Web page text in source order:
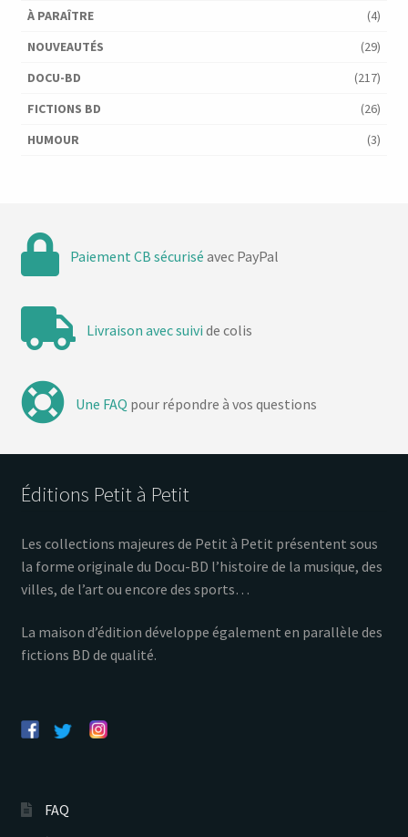
À PARAÎTRE
(4)
NOUVEAUTÉS
(29)
DOCU-BD
(217)
FICTIONS BD
(26)
HUMOUR
(3)
Paiement CB sécurisé avec PayPal
Livraison avec suivi de colis
Une FAQ pour répondre à vos questions
Éditions Petit à Petit
Les collections majeures de Petit à Petit présentent sous
la forme originale du Docu-BD l’histoire de la musique, des
villes, de l’art ou encore des sports…
La maison d’édition développe également en parallèle des
fictions BD de qualité.
FAQ